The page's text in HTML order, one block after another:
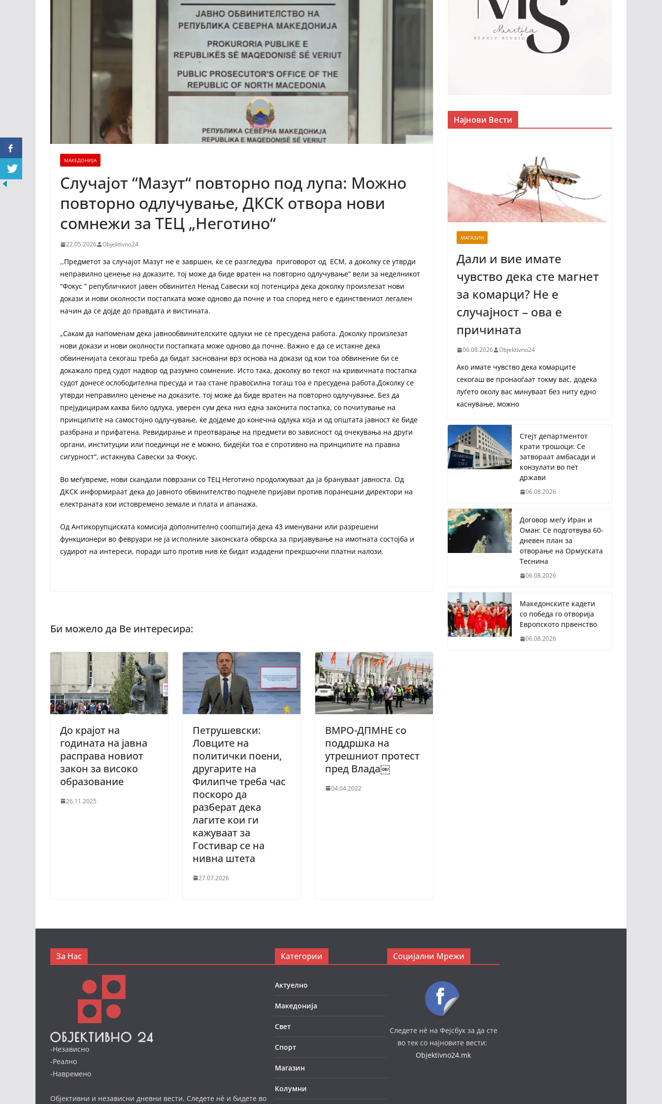
МАКЕДОНИЈА
Случајот “Мазут“ повторно под лупа: Можно
повторно одлучување, ДКСК отвора нови
сомнежи за ТЕЦ „Неготино“
22.05.2026 Objektivno24
,,Предметот за случајот Мазут не е завршен, ќе се разгледува приговорот од ЕСМ, а доколку се утврди
неправилно ценење на доказите, тој може да биде вратен на повторно одлучување” вели за неделникот
“Фокус ” републичкиот јавен обвинител Ненад Савески кој потенцира дека доколку произлезат нови
докази и нови околности постапката може одново да почне и тоа според него е единствениот легален
начин да се дојде до правдата и вистината.
„Сакам да напоменам дека јавнообвинителските одлуки не се пресудена работа. Доколку произлезат
нови докази и нови околности постапката може одново да почне. Важно е да се истакне дека
обвиненијата секогаш треба да бидат засновани врз основа на докази од кои тоа обвинение би се
докажало пред судот надвор од разумно сомнение. Исто така, доколку во текот на кривичната постапка
судот донесе ослободителна пресуда и таа стане правосилна тогаш тоа е пресудена работа.Доколку се
утврди неправилно ценење на доказите, тој може да биде вратен на повторно одлучување. Без да
прејудицирам каква било одлука, уверен сум дека низ една законита постапка, со почитување на
принципите на самостојно одлучување, ќе дојдеме до конечна одлука која и од општата јавност ќе биде
разбрана и прифатена. Ревидирање и преотварање на предмети во зависност од очекувања на други
органи, институции или поединци не е можно, бидејќи тоа е спротивно на принципите на правна
сигурност“, истакнува Савески за Фокус.
Во меѓувреме, нови скандали поврзани со ТЕЦ Неготино продолжуваат да ја брануваат јавноста. Од
ДКСК информираат дека до Јавното обвинителство поднеле пријави против поранешни директори нa
електраната кои истовремено земале и плата и апанажа.
Од Антикорупциската комисија дополнително соопштија дека 43 именувани или разрешени
функционери во февруари не ја исполниле законската обврска за пријавување на имотната состојба и
судирот на интереси, поради што против нив ќе бидат издадени прекршочни платни налози.
До крајот на
годината на јавна
расправа новиот
закон за високо
образование
26.11.2025
Петрушевски:
Ловците на
политички поени,
другарите на
Филипче треба час
поскоро да
разберат дека
лагите кои ги
кажуваат за
Гостивар се на
нивна штета
27.07.2026
ВМРО-ДПМНЕ со
поддршка на
утрешниот протест
пред Влада￼
04.04.2022
Најнови Вести
МАГАЗИН
Дали и вие имате
чувство дека сте магнет
за комарци? Не е
случајност – ова е
причината
06.08.2026 Objektivno24
Ако имате чувство дека комарците
секогаш ве пронаоѓаат токму вас, додека
луѓето околу вас минуваат без ниту едно
каснување, можно
Стејт департментот
крати трошоци: Се
затвораат амбасади и
конзулати во пет
држави
06.08.2026
Договор меѓу Иран и
Оман: Се подготвува 60-
дневен план за
отворање на Ормуската
Теснина
06.08.2026
Македонските кадети
со победа го отворија
Европското првенство
06.08.2026
За Нас
-Независно
-Реално
-Навремено
Објективни и независни дневни вести. Следете нè и бидете во
Категории
Актуелно
Македонија
Свет
Спорт
Магазин
Колумни
Социјални Мрежи
Следете нè на Фејсбук за да сте
во тек со најновите вести:
Objektivno24.mk